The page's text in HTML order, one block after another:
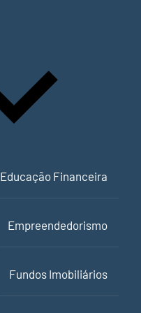
Educação Financeira
Empreendedorismo
Fundos Imobiliários